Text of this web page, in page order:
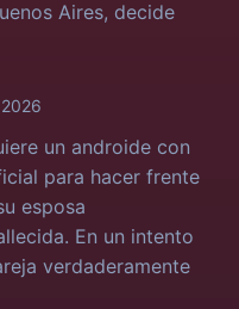
Aires, decide
2026
un androide con
para hacer frente
esposa
En un intento
verdaderamente